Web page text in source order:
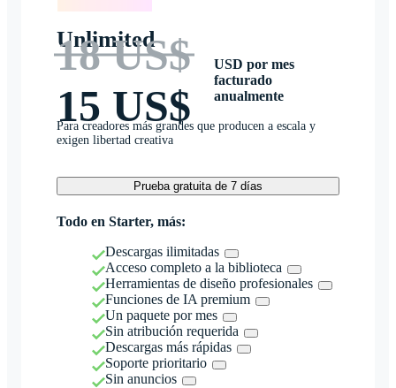
Unlimited
18 US$
15 US$
USD por mes
facturado
anualmente
Para creadores más grandes que producen a escala y
exigen libertad creativa
Prueba gratuita de 7 días
Todo en Starter, más:
Descargas ilimitadas
Acceso completo a la biblioteca
Herramientas de diseño profesionales
Funciones de IA premium
Un paquete por mes
Sin atribución requerida
Descargas más rápidas
Soporte prioritario
Sin anuncios